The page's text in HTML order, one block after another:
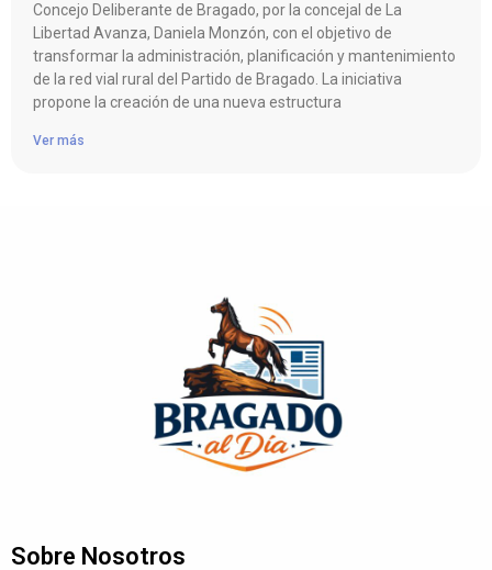
Concejo Deliberante de Bragado, por la concejal de La
Libertad Avanza, Daniela Monzón, con el objetivo de
transformar la administración, planificación y mantenimiento
de la red vial rural del Partido de Bragado. La iniciativa
propone la creación de una nueva estructura
Ver más
Sobre Nosotros